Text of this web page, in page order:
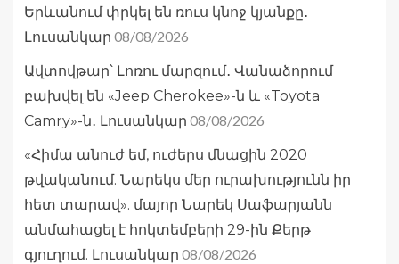
Երևանում փրկել են ռուս կնոջ կյանքը․
Լուսանկար 08/08/2026
Ավտովթար՝ Լոռու մարզում․ Վանաձորում
բախվել են «Jeep Cherokee»-ն և «Toyota
Camry»-ն․ Լուսանկար 08/08/2026
«Հիմա անուժ եմ, ուժերս մնացին 2020
թվականում. Նարեկս մեր ուրախությունն իր
հետ տարավ». մայոր Նարեկ Սաֆարյանն
անմահացել է հոկտեմբերի 29-ին Քերթ
գյուղում. Լուսանկար 08/08/2026